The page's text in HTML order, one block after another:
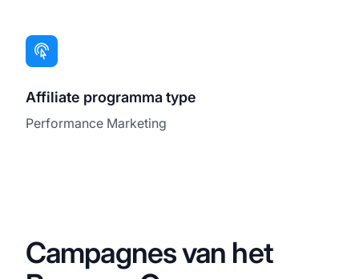
Affiliate programma type
Performance Marketing
Campagnes van het